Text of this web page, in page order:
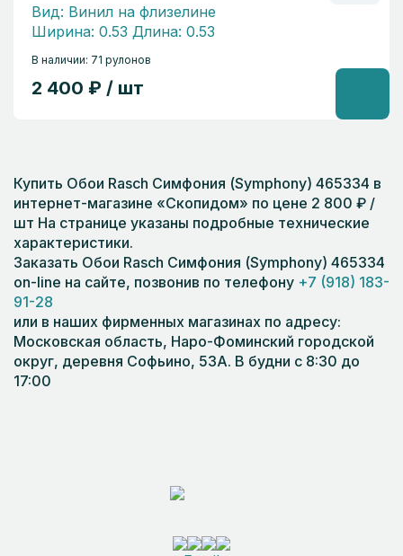
Вид: Винил на флизелине
Ширина: 0.53 Длина: 0.53
В наличии: 71 рулонов
2 400 ₽ / шт
Купить Обои Rasch Симфония (Symphony) 465334 в
интернет-магазине «Скопидом» по цене 2 800 ₽ /
шт На странице указаны подробные технические
характеристики.
Заказать Обои Rasch Симфония (Symphony) 465334
on-line на сайте, позвонив по телефону +7 (918) 183-
91-28
или в наших фирменных магазинах по адресу:
Московская область, Наро-Фоминский городской
округ, деревня Софьино, 53А. В будни с 8:30 до
17:00